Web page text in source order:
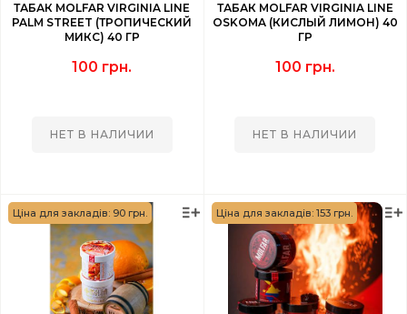
ТАБАК MOLFAR VIRGINIA LINE
PALM STREET (ТРОПИЧЕСКИЙ
МИКС) 40 ГР
100 грн.
НЕТ В НАЛИЧИИ
ТАБАК MOLFAR VIRGINIA LINE
OSKOMA (КИСЛЫЙ ЛИМОН) 40
ГР
100 грн.
НЕТ В НАЛИЧИИ
Ціна для закладів: 90 грн. Ціна для закладів: 153 грн.